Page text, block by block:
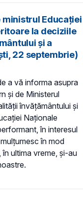
ministrul Educației
la deciziile
și a
22 septembrie)
a vă informa asupra
și de Ministerul
învățământului și
Naționale
în interesul
în mod
ultima vreme, și-au